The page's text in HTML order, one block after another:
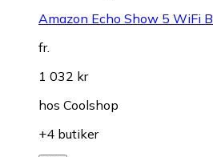
Amazon Echo Show 5 WiFi
fr.
1 032 kr
hos Coolshop
+4 butiker